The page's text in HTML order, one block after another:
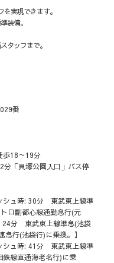
実現できます。
装備。
タッフまで。
番
歩18～19分
分「貝塚公園入口」バス停
シュ時: 30分 東武東上線準
ロ副都心線通勤急行(元
24分 東武東上線準急(池袋
行(池袋行)に乗換。】
シュ時: 41分 東武東上線準
鉄線直通海老名行)に乗